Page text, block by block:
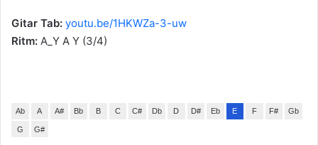
Gitar Tab: youtu.be/1HKWZa-3-uw
Ritm: A_Y A Y (3/4)
Ab A A# Bb B C C# Db D D# Eb E F F# Gb
G G#